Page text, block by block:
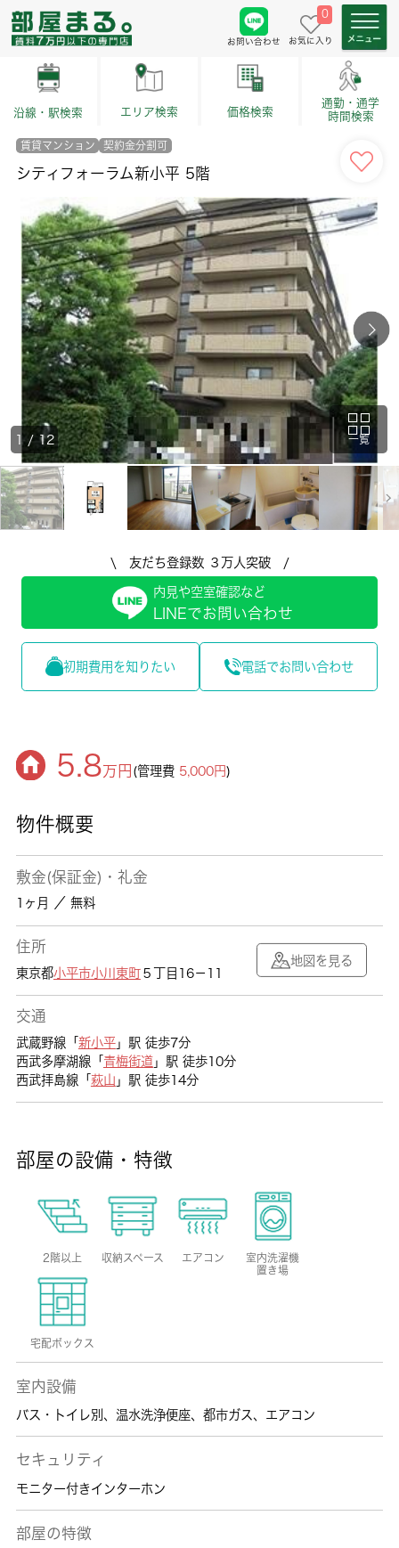
お問い合わせ
0
お気に入り
沿線・駅検索 エリア検索 価格検索
通勤・通学
時間検索
賃貸マンション 契約金分割可
シティフォーラム新小平 5階
一覧
1/ 12
\ 友だち登録数 ３万人突破 /
内見や空室確認など
LINEでお問い合わせ
初期費用を知りたい 電話でお問い合わせ
5.8万円 (管理費 5,000円)
物件概要
敷金(保証金)・礼金
1ヶ月 ／ 無料
住所
東京都小平市小川東町５丁目16－11
地図を見る
交通
武蔵野線「 新小平」駅 徒歩7分
西武多摩湖線「 青梅街道」駅 徒歩10分
西武拝島線「 萩山 」駅 徒歩14分
部屋の設備・特徴
2階以上 収納スペース エアコン
室内洗濯機
置き場
宅配ボックス
室内設備
バス・トイレ別 、 温水洗浄便座、 都市ガス、 エアコン
セキュリティ
モニター付きインターホン
部屋の特徴